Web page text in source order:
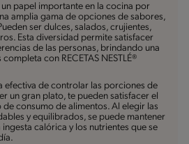
papel importante en la cocina por
amplia gama de opciones de sabores,
ser dulces, salados, crujientes,
Esta diversidad permite satisfacer
de las personas, brindando una
con RECETAS NESTLÉ®
efectiva de controlar las porciones de
un gran plato, te pueden satisfacer el
de consumo de alimentos. Al elegir las
y equilibrados, se puede mantener
calórica y los nutrientes que se